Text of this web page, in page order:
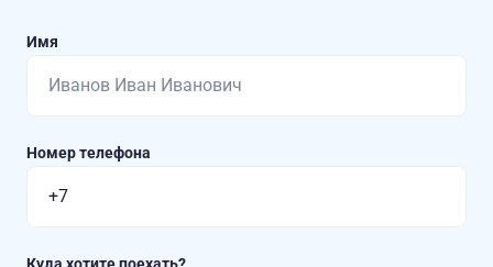
Имя
Номер телефона